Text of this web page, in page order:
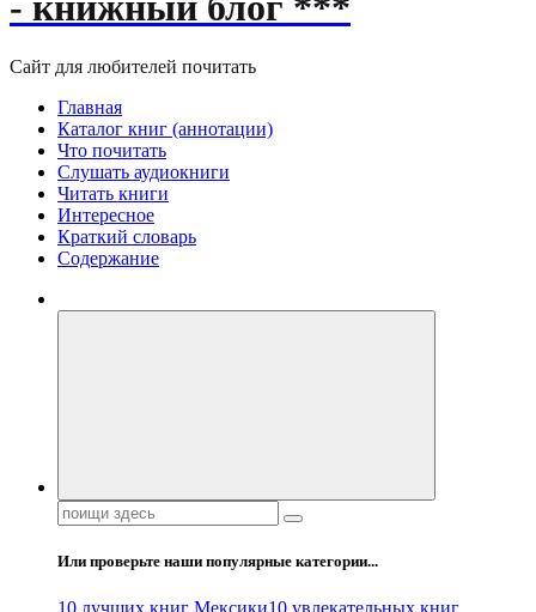
Сайт для любителей почитать
Главная
Каталог книг (аннотации)
Что почитать
Слушать аудиокниги
Читать книги
Интересное
Краткий словарь
Содержание
Поиск:
Или проверьте наши популярные категории...